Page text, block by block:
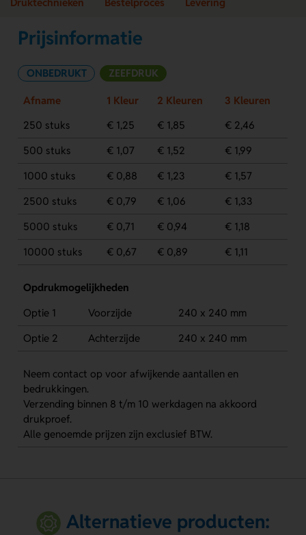
Prijsinformatie
ONBEDRUKT ZEEFDRUK
Afname 1 Kleur 2 Kleuren
3 Kleuren
250 stuks
€ 1,25 € 1,85
€ 2,46
500 stuks
€ 1,07 € 1,52
€ 1,99
1000 stuks
€ 0,88 € 1,23
€ 1,57
2500 stuks
€ 0,79 € 1,06
€ 1,33
5000 stuks
€ 0,71 € 0,94
€ 1,18
10000 stuks
€ 0,67 € 0,89 € 1,11
Opdrukmogelijkheden
Optie 1
Voorzijde
240 x 240 mm
Optie 2
Achterzijde 240 x 240 mm
Neem contact op voor afwijkende aantallen en
bedrukkingen.
Verzending binnen 8 t/m 10 werkdagen na akkoord
drukproef.
Alle genoemde prijzen zijn exclusief BTW.
Alternatieve producten: